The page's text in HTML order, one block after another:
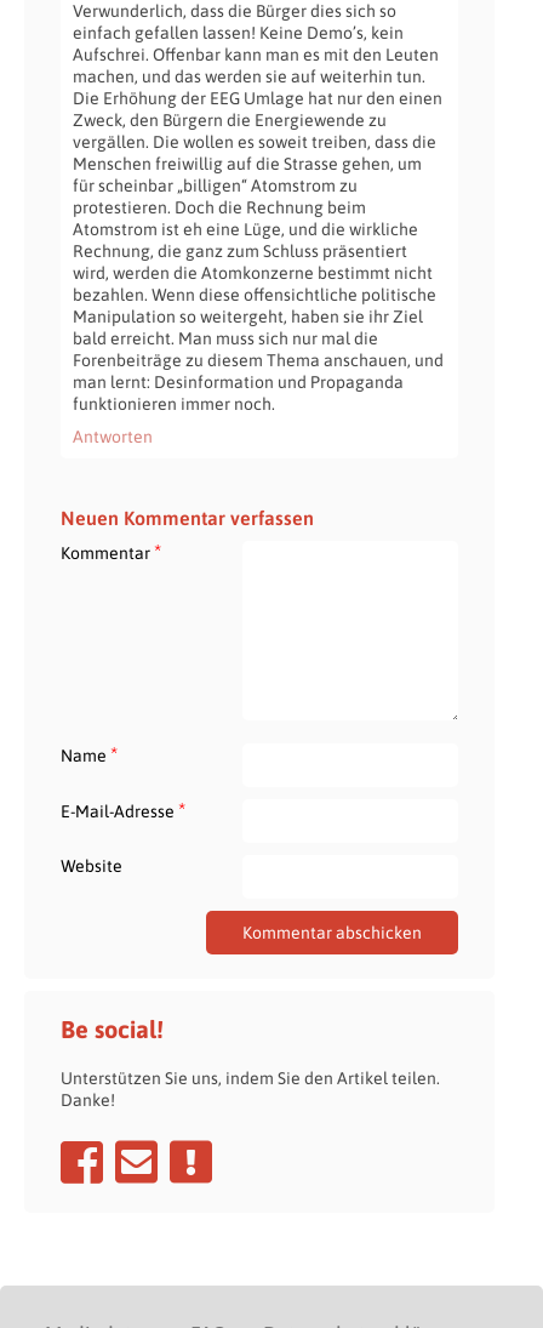
Verwunderlich, dass die Bürger dies sich so
einfach gefallen lassen! Keine Demo’s, kein
Aufschrei. Offenbar kann man es mit den Leuten
machen, und das werden sie auf weiterhin tun.
Die Erhöhung der EEG Umlage hat nur den einen
Zweck, den Bürgern die Energiewende zu
vergällen. Die wollen es soweit treiben, dass die
Menschen freiwillig auf die Strasse gehen, um
für scheinbar „billigen“ Atomstrom zu
protestieren. Doch die Rechnung beim
Atomstrom ist eh eine Lüge, und die wirkliche
Rechnung, die ganz zum Schluss präsentiert
wird, werden die Atomkonzerne bestimmt nicht
bezahlen. Wenn diese offensichtliche politische
Manipulation so weitergeht, haben sie ihr Ziel
bald erreicht. Man muss sich nur mal die
Forenbeiträge zu diesem Thema anschauen, und
man lernt: Desinformation und Propaganda
funktionieren immer noch.
Antworten
Neuen Kommentar verfassen
Kommentar*
Name *
E-Mail-Adresse *
Website
Be social!
Unterstützen Sie uns, indem Sie den Artikel teilen.
Danke!